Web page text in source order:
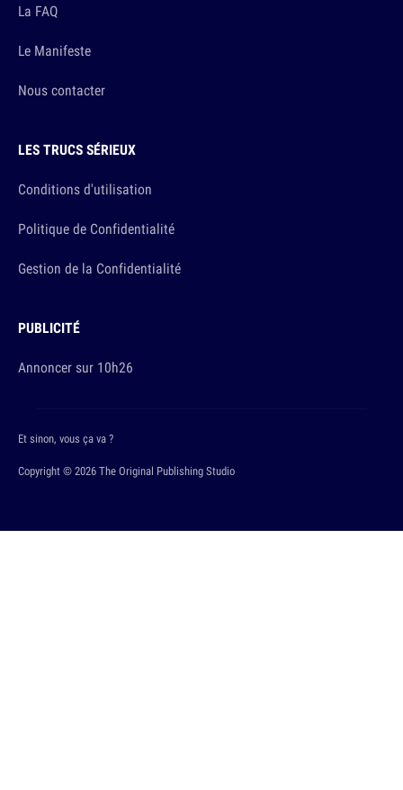
La FAQ
Le Manifeste
Nous contacter
LES TRUCS SÉRIEUX
Conditions d'utilisation
Politique de Confidentialité
Gestion de la Confidentialité
PUBLICITÉ
Annoncer sur 10h26
Copyright © 2026 The Original Publishing Studio
Et sinon, vous ça va ?